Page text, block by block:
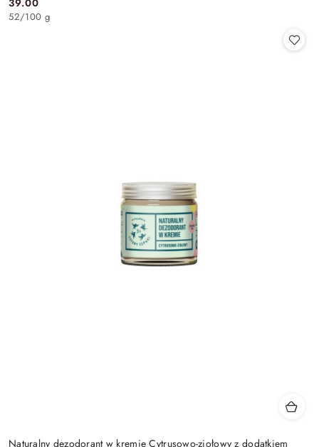
Cena:
52/100 g
Naturalny dezodorant w kremie Cytrusowo-ziołowy z dodatkiem